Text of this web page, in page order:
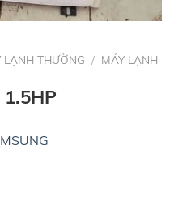
LẠNH THƯỜNG / MÁY LẠNH